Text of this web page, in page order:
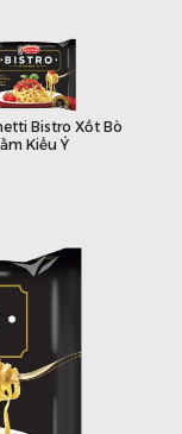
Bistro Xốt Bò
Kiểu Ý